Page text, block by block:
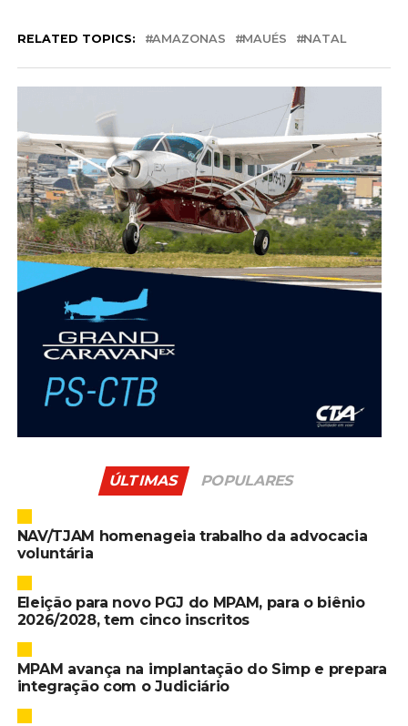
RELATED TOPICS: AMAZONAS MAUÉS NATAL
ÚLTIMAS POPULARES
NAV/TJAM homenageia trabalho da advocacia
voluntária
Eleição para novo PGJ do MPAM, para o biênio
2026/2028, tem cinco inscritos
MPAM avança na implantação do Simp e prepara
integração com o Judiciário